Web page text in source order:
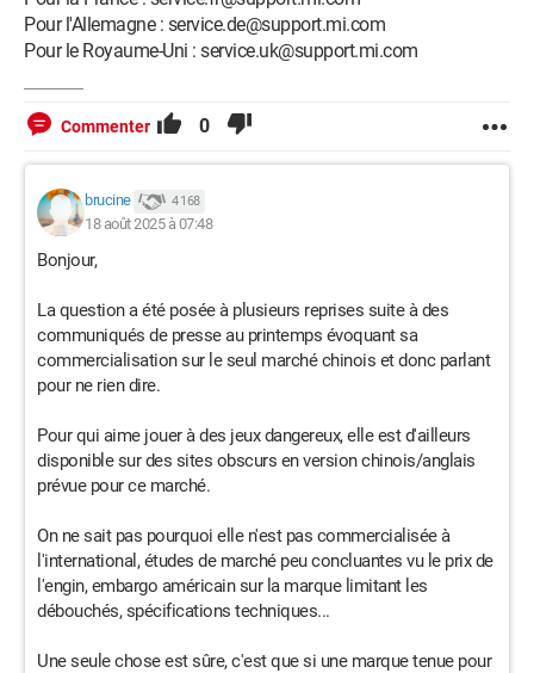
Pour l'Allemagne : service.de@support.mi.com
Pour le Royaume-Uni : service.uk@support.mi.com
Commenter 0
brucine 4 168
18 août 2025 à 07:48
Bonjour,
La question a été posée à plusieurs reprises suite à des
communiqués de presse au printemps évoquant sa
commercialisation sur le seul marché chinois et donc parlant
pour ne rien dire.
Pour qui aime jouer à des jeux dangereux, elle est d'ailleurs
disponible sur des sites obscurs en version chinois/anglais
prévue pour ce marché.
On ne sait pas pourquoi elle n'est pas commercialisée à
l'international, études de marché peu concluantes vu le prix de
l'engin, embargo américain sur la marque limitant les
débouchés, spécifications techniques...
Une seule chose est sûre, c'est que si une marque tenue pour